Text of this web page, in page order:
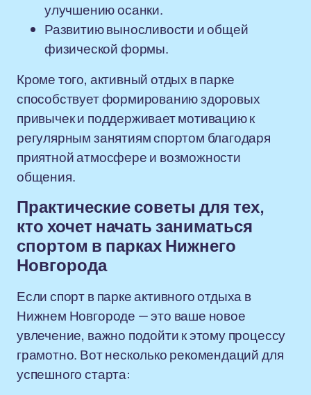
улучшению осанки.
Развитию выносливости и общей
физической формы.
Кроме того, активный отдых в парке
способствует формированию здоровых
привычек и поддерживает мотивацию к
регулярным занятиям спортом благодаря
приятной атмосфере и возможности
общения.
Практические советы для тех,
кто хочет начать заниматься
спортом в парках Нижнего
Новгорода
Если спорт в парке активного отдыха в
Нижнем Новгороде — это ваше новое
увлечение, важно подойти к этому процессу
грамотно. Вот несколько рекомендаций для
успешного старта: